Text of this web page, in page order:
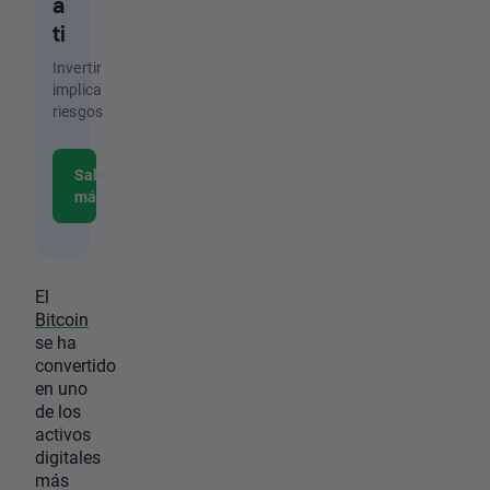
ti
Invertir
implica
riesgos
Saber
más
El
Bitcoin
se ha
convertido
en uno
de los
activos
digitales
más